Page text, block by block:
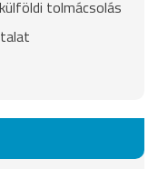
tolmácsolás